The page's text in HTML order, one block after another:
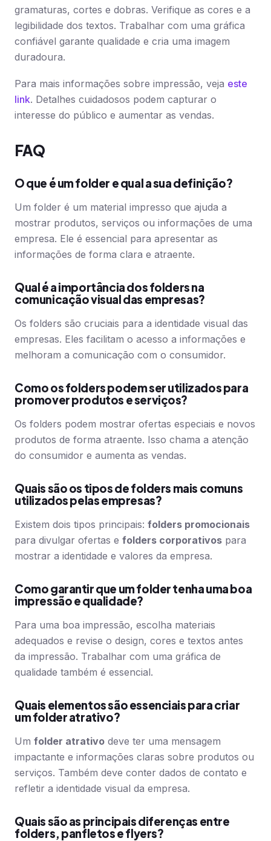
gramaturas, cortes e dobras. Verifique as cores e a
legibilidade dos textos. Trabalhar com uma gráfica
confiável garante qualidade e cria uma imagem
duradoura.
Para mais informações sobre impressão, veja este
link. Detalhes cuidadosos podem capturar o
interesse do público e aumentar as vendas.
FAQ
O que é um folder e qual a sua definição?
Um folder é um material impresso que ajuda a
mostrar produtos, serviços ou informações de uma
empresa. Ele é essencial para apresentar as
informações de forma clara e atraente.
Qual é a importância dos folders na
comunicação visual das empresas?
Os folders são cruciais para a identidade visual das
empresas. Eles facilitam o acesso a informações e
melhoram a comunicação com o consumidor.
Como os folders podem ser utilizados para
promover produtos e serviços?
Os folders podem mostrar ofertas especiais e novos
produtos de forma atraente. Isso chama a atenção
do consumidor e aumenta as vendas.
Quais são os tipos de folders mais comuns
utilizados pelas empresas?
Existem dois tipos principais: folders promocionais
para divulgar ofertas e folders corporativos para
mostrar a identidade e valores da empresa.
Como garantir que um folder tenha uma boa
impressão e qualidade?
Para uma boa impressão, escolha materiais
adequados e revise o design, cores e textos antes
da impressão. Trabalhar com uma gráfica de
qualidade também é essencial.
Quais elementos são essenciais para criar
um folder atrativo?
Um folder atrativo deve ter uma mensagem
impactante e informações claras sobre produtos ou
serviços. Também deve conter dados de contato e
refletir a identidade visual da empresa.
Quais são as principais diferenças entre
folders, panfletos e flyers?